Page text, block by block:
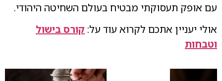
עם אופק תעסוקתי מבטיח בעולם השחיטה היהודי.
אולי יעניין אתכם לקרוא עוד על: קורס בישול
וטבחות